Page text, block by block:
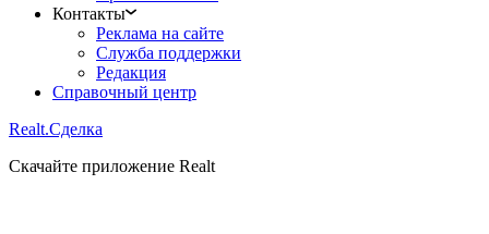
Контакты
Реклама на сайте
Служба поддержки
Редакция
Справочный центр
Realt.Сделка
Скачайте приложение Realt